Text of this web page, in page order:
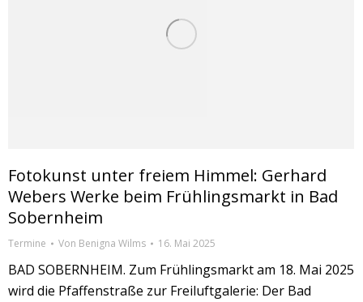
Fotokunst unter freiem Himmel: Gerhard
Webers Werke beim Frühlingsmarkt in Bad
Sobernheim
Termine Von Benigna Wilms 16. Mai 2025
BAD SOBERNHEIM. Zum Frühlingsmarkt am 18. Mai 2025
wird die Pfaffenstraße zur Freiluftgalerie: Der Bad